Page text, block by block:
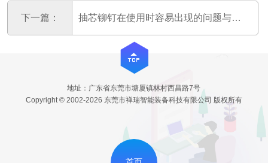
下一篇： 抽芯铆钉在使用时容易出现的问题与解决方法
地址：广东省东莞市塘厦镇林村西昌路7号
Copyright © 2002-2026 东莞市禅瑞智能装备科技有限公司 版权所有